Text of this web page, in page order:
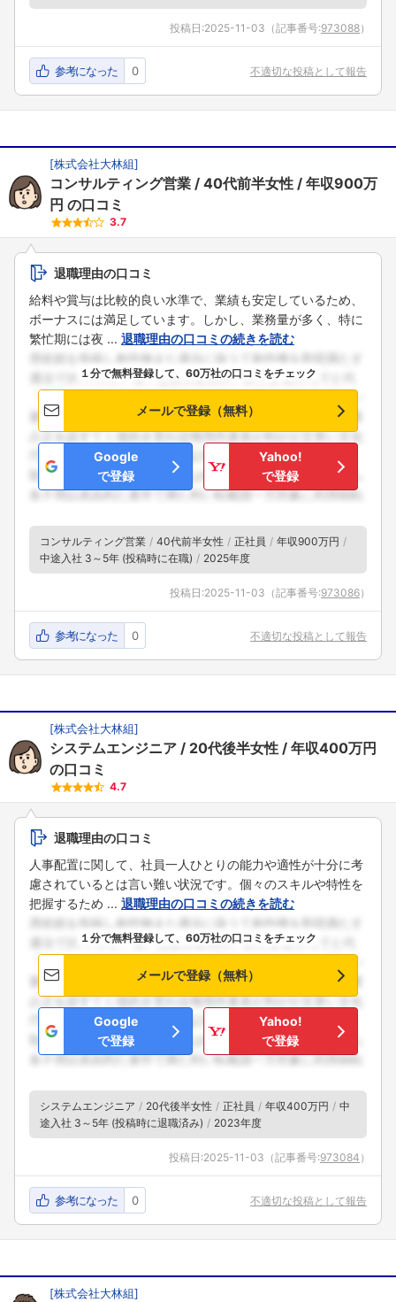
こちらの企業もフォローしませんか？
投稿日:2025-11-03 （記事番号:973088）
参考になった 0 不適切な投稿として報告
[株式会社大林組]
コンサルティング営業 40代前半女性
年収900万
円 の口コミ
3.7
退職理由の口コミ
給料や賞与は比較的良い水準で、業績も安定しているため、
ボーナスには満足しています。しかし、業務量が多く、特に
繁忙期には夜 ... 退職理由の口コミの続きを読む
１分で無料登録して、60万社の口コミをチェック
メールで登録（無料）
Google
で登録
Yahoo!
で登録
コンサルティング営業 40代前半女性 正社員
年収900万円
中途入社 3～5年 (投稿時に在職)
2025年度
投稿日:2025-11-03 （記事番号:973086）
参考になった 0 不適切な投稿として報告
[株式会社大林組]
システムエンジニア 20代後半女性
年収400万円
の口コミ
4.7
退職理由の口コミ
人事配置に関して、社員一人ひとりの能力や適性が十分に考
慮されているとは言い難い状況です。個々のスキルや特性を
把握するため ... 退職理由の口コミの続きを読む
１分で無料登録して、60万社の口コミをチェック
メールで登録（無料）
Google
で登録
Yahoo!
で登録
システムエンジニア 20代後半女性 正社員 年収400万円
中
途入社 3～5年 (投稿時に退職済み)
2023年度
投稿日:2025-11-03 （記事番号:973084 ）
参考になった 0 不適切な投稿として報告
[株式会社大林組]